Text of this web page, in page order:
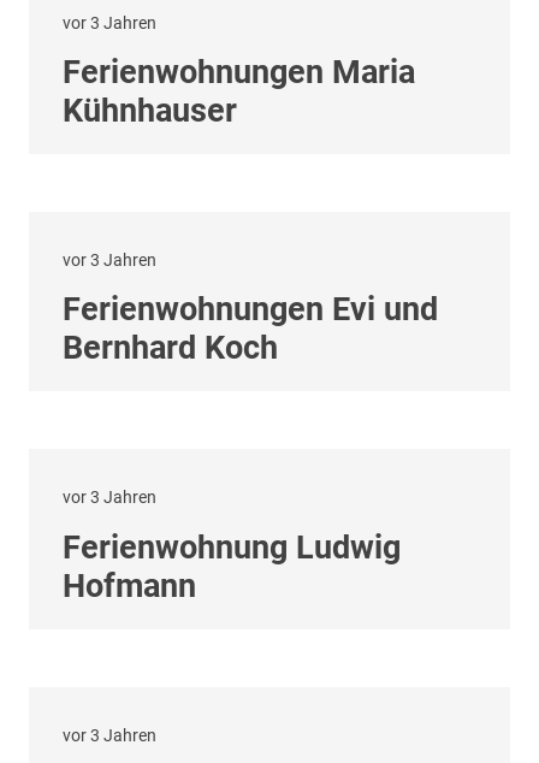
vor 3 Jahren
Ferienwohnungen Maria
Kühnhauser
vor 3 Jahren
Ferienwohnungen Evi und
Bernhard Koch
vor 3 Jahren
Ferienwohnung Ludwig
Hofmann
vor 3 Jahren